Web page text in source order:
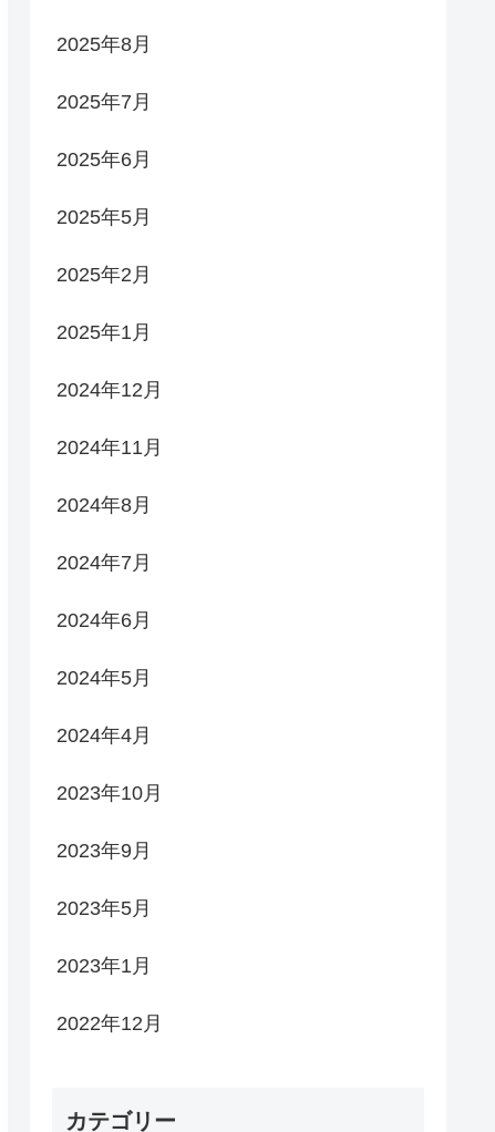
2025年8月
2025年7月
2025年6月
2025年5月
2025年2月
2025年1月
2024年12月
2024年11月
2024年8月
2024年7月
2024年6月
2024年5月
2024年4月
2023年10月
2023年9月
2023年5月
2023年1月
2022年12月
カテゴリー